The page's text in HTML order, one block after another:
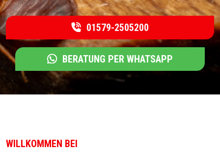
01579-2505200
BERATUNG PER WHATSAPP
WILLKOMMEN BEI